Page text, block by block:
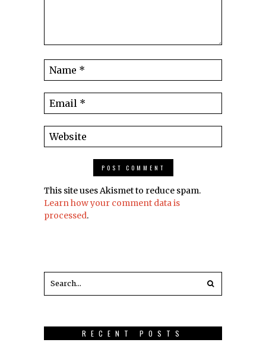
This site uses Akismet to reduce spam.
Learn how your comment data is
processed.
RECENT POSTS